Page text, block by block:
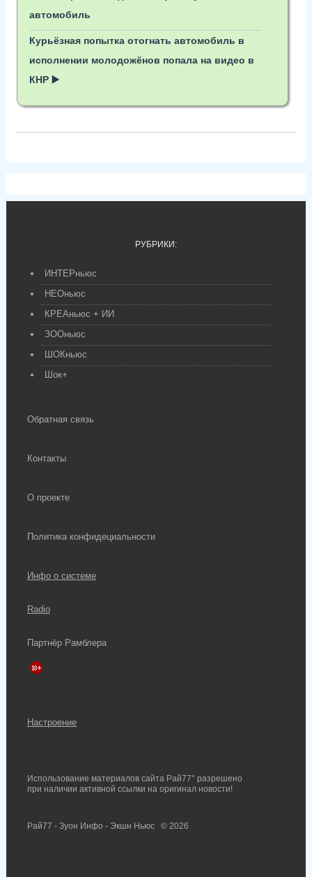
автомобиль
Курьёзная попытка отогнать автомобиль в
исполнении молодожёнов попала на видео в
КНР ▶️
РУБРИКИ:
ИНТЕРньюс
НЕОньюс
КРЕАньюс + ИИ
ЗООньюс
ШОКньюс
Шок+
Обратная связь
Контакты
О проекте
Политика конфидециальности
Инфо о системе
Radio
Партнёр Рамблера
Настроение
Использование материалов сайта Рай77° разрешено
при наличии активной ссылки на оригинал новости!
Рай77 - Зуон Инфо - Экшн Ньюс © 2026